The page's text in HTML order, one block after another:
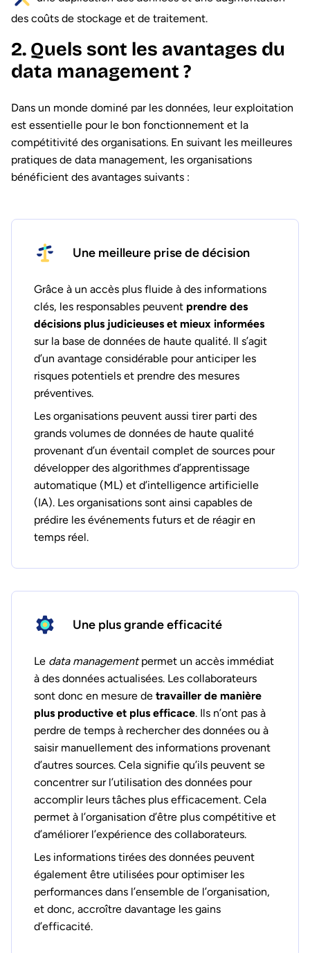
des coûts de stockage et de traitement.
2. Quels sont les avantages du
data management ?
Dans un monde dominé par les données, leur exploitation
est essentielle pour le bon fonctionnement et la
compétitivité des organisations. En suivant les meilleures
pratiques de data management, les organisations
bénéficient des avantages suivants :
Une meilleure prise de décision
Grâce à un accès plus fluide à des informations
clés, les responsables peuvent prendre des
décisions plus judicieuses et mieux informées
sur la base de données de haute qualité. Il s’agit
d’un avantage considérable pour anticiper les
risques potentiels et prendre des mesures
préventives.
Les organisations peuvent aussi tirer parti des
grands volumes de données de haute qualité
provenant d’un éventail complet de sources pour
développer des algorithmes d’apprentissage
automatique (ML) et d’intelligence artificielle
(IA). Les organisations sont ainsi capables de
prédire les événements futurs et de réagir en
temps réel.
Une plus grande efficacité
Le data managementpermet un accès immédiat
à des données actualisées. Les collaborateurs
sont donc en mesure de travailler de manière
plus productive et plus efficace. Ils n’ont pas à
perdre de temps à rechercher des données ou à
saisir manuellement des informations provenant
d’autres sources. Cela signifie qu’ils peuvent se
concentrer sur l’utilisation des données pour
accomplir leurs tâches plus efficacement. Cela
permet à l’organisation d’être plus compétitive et
d’améliorer l’expérience des collaborateurs.
Les informations tirées des données peuvent
également être utilisées pour optimiser les
performances dans l’ensemble de l’organisation,
et donc, accroître davantage les gains
d’efficacité.